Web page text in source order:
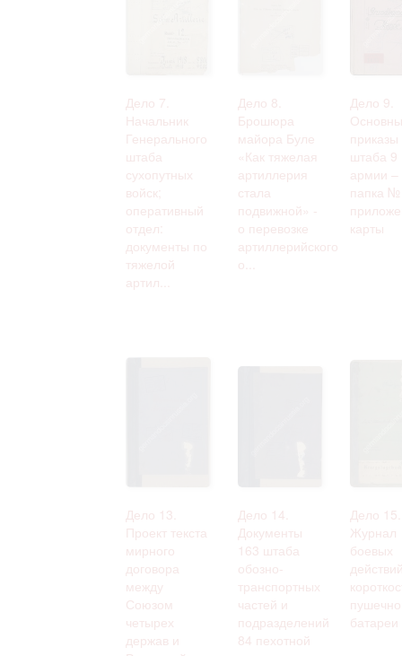
Дело 7.
Начальник
Генерального
штаба
сухопутных
войск;
оперативный
отдел:
документы по
тяжелой
артил...
Дело 8.
Брошюра
майора Буле
«Как тяжелая
артиллерия
стала
подвижной» -
о перевозке
артиллерийского
о...
Дело 9.
приказы
штаба 9
армии –
папка
карты
Дело 13.
Проект текста
мирного
договора
между
Союзом
четырех
держав и
Дело 14.
Документы
163 штаба
обозно-
транспортных
частей и
подразделений
84 пехотной
Дело 15.
Журнал
боевых